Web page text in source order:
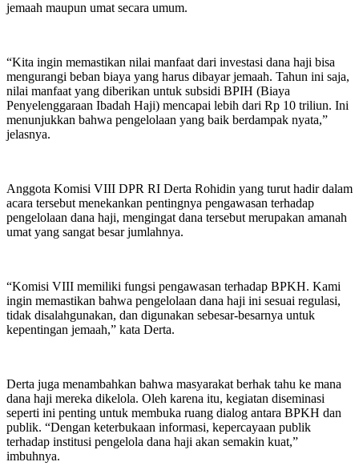
jemaah maupun umat secara umum.
“Kita ingin memastikan nilai manfaat dari investasi dana haji bisa
mengurangi beban biaya yang harus dibayar jemaah. Tahun ini saja,
nilai manfaat yang diberikan untuk subsidi BPIH (Biaya
Penyelenggaraan Ibadah Haji) mencapai lebih dari Rp 10 triliun. Ini
menunjukkan bahwa pengelolaan yang baik berdampak nyata,”
jelasnya.
Anggota Komisi VIII DPR RI Derta Rohidin yang turut hadir dalam
acara tersebut menekankan pentingnya pengawasan terhadap
pengelolaan dana haji, mengingat dana tersebut merupakan amanah
umat yang sangat besar jumlahnya.
“Komisi VIII memiliki fungsi pengawasan terhadap BPKH. Kami
ingin memastikan bahwa pengelolaan dana haji ini sesuai regulasi,
tidak disalahgunakan, dan digunakan sebesar-besarnya untuk
kepentingan jemaah,” kata Derta.
Derta juga menambahkan bahwa masyarakat berhak tahu ke mana
dana haji mereka dikelola. Oleh karena itu, kegiatan diseminasi
seperti ini penting untuk membuka ruang dialog antara BPKH dan
publik. “Dengan keterbukaan informasi, kepercayaan publik
terhadap institusi pengelola dana haji akan semakin kuat,”
imbuhnya.